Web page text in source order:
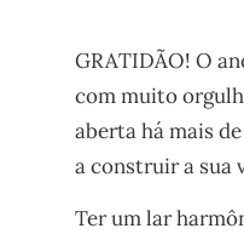
GRATIDÃO! O
com muito
aberta há mais
a construir a sua
Ter um lar